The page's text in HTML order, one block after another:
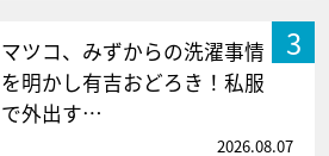
3
マツコ、みずからの洗濯事情
を明かし有吉おどろき！私服
で外出す…
2026.08.07